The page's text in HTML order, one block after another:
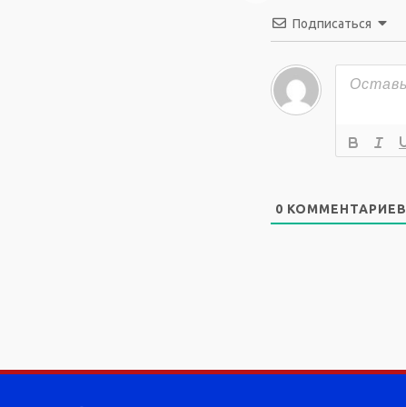
Подписаться
0 КОММЕНТАРИЕВ